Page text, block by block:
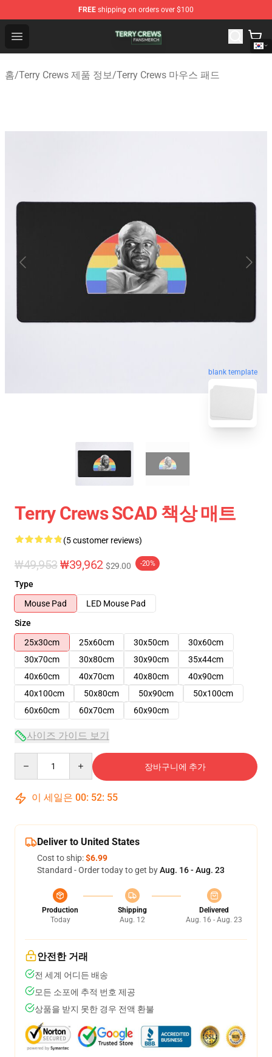
FREE shipping on orders over $100
Open menu
Terry Crews Shop - Official Terry Crews Merchandise
홈/Terry Crews 제품 정보/Terry Crews 마우스 패드
blank template
Terry Crews SCAD 책상 매트
(5 customer reviews)
₩49,953 ₩39,962 $29.00 -20%
Type
Mouse Pad
LED Mouse Pad
Size
25x30cm
25x60cm 30x50cm
30x60cm
30x70cm
30x80cm 30x90cm
35x44cm
40x60cm
40x70cm 40x80cm
40x90cm
40x100cm
50x80cm 50x90cm
50x100cm
60x60cm
60x70cm 60x90cm
사이즈 가이드 보기
장바구니에 추가
이 세일은 00: 52: 54
Deliver to United States
Cost to ship:$6.99
Standard - Order today to get byAug. 16 - Aug. 23
Production
Today
Shipping
Aug. 12
Delivered
Aug. 16 - Aug. 23
안전한 거래
전 세계 어디든 배송
모든 소포에 추적 번호 제공
상품을 받지 못한 경우 전액 환불